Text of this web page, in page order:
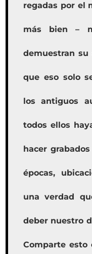
regadas por el
más bien –
demuestran su
que eso solo
los antiguos
todos ellos
hacer
épocas,
una verdad
deber nuestro
Comparte esto